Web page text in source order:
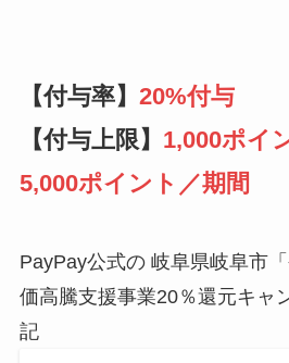
【付与率】 20%付与
【付与上限】 1,000ポイ
5,000ポイント／期間
PayPay公式の 岐阜県岐阜市
価高騰支援事業20％還元キャ
記